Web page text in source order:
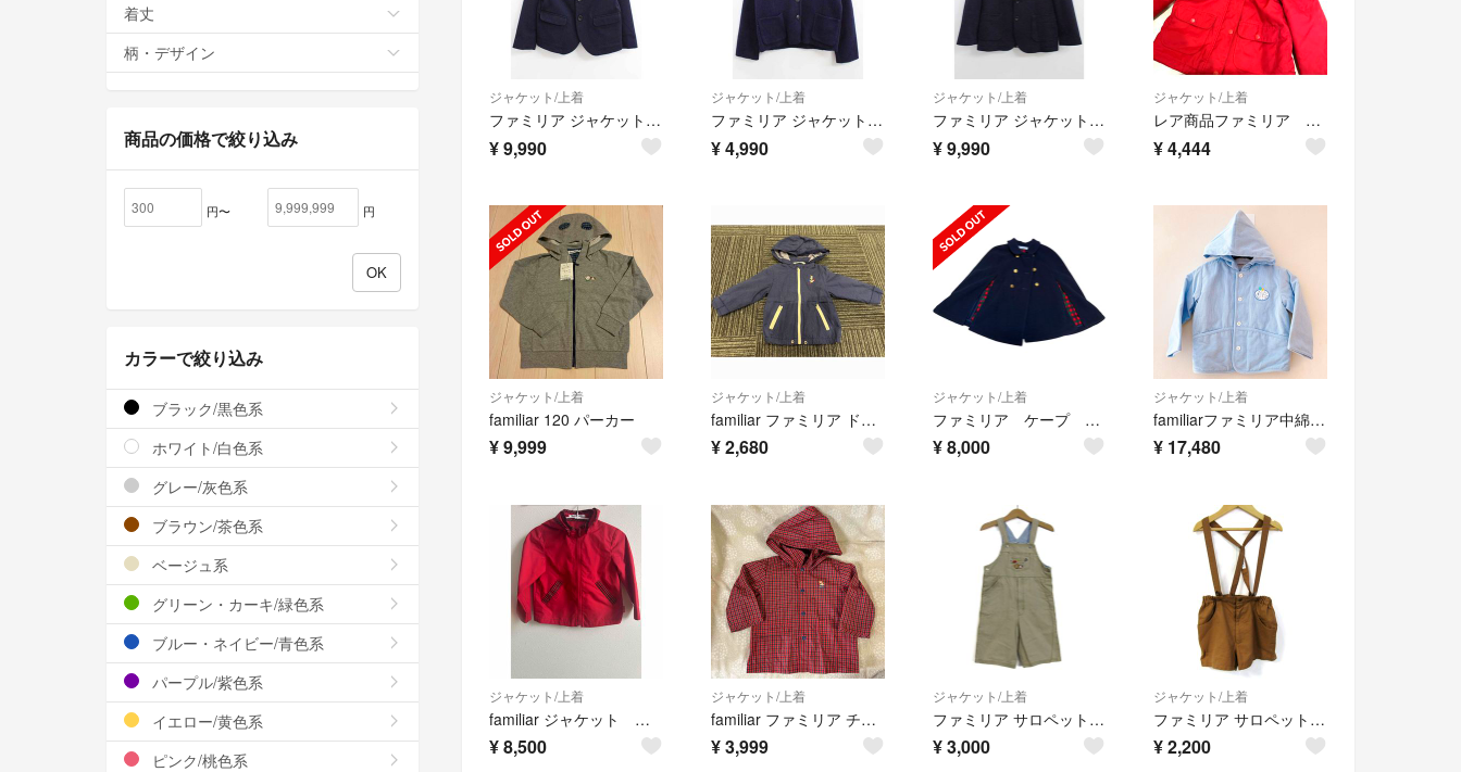
ジャケット/上着
ファミリア ジャケット 120cm キッズ 男児 紺 お受験 お稽古【中古】【新入荷!】《
¥9,990
ジャケット/上着
ファミリア ジャケット 130cm キッズ 男児 紺 お受験 お稽古【中古】【新入荷!】《
¥4,990
ジャケット/上着
ファミリア ジャケット 120cm キッズ 男児 紺 お受験 お稽古【中古】【新入荷!】《
¥9,990
ジャケット/上着
レア商品ファミリア 110 アウター アウタ 赤チェック 早い者勝ち レトロ
¥4,444
ジャケット/上着
familiar 120 パーカー
¥9,999
ジャケット/上着
familiar ファミリア ドット柄 フード付きジャケット 90㎝ 帆の刺繍
¥2,680
ジャケット/上着
ファミリア ケープ コート ジャケット チェック
¥8,000
ジャケット/上着
familiarファミリア中綿ジャケット90新品キッズジュニアアウター水色フード
¥ 17,480
ジャケット/上着
familiar ジャケット ウインドブレーカー 100
¥8,500
ジャケット/上着
familiar ファミリア チェック 薄手ジャンパー レインコート 90
¥3,999
ジャケット/上着
ファミリア サロペット オーバーオール キッズ 男の子用 100サイズ ベージュ Familiar
¥3,000
ジャケット/上着
ファミリア サロペット ショートパンツ ウール混 ブランド ボトムス キッズ 男の子用 125サイズ ブラウン Familiar
¥2,200
着丈
柄・デザイン
商品の価格で絞り込み
円〜 円
カラーで絞り込み
ブラック/黒色系
ホワイト/白色系
グレー/灰色系
ブラウン/茶色系
ベージュ系
グリーン・カーキ/緑色系
ブルー・ネイビー/青色系
パープル/紫色系
イエロー/黄色系
ピンク/桃色系